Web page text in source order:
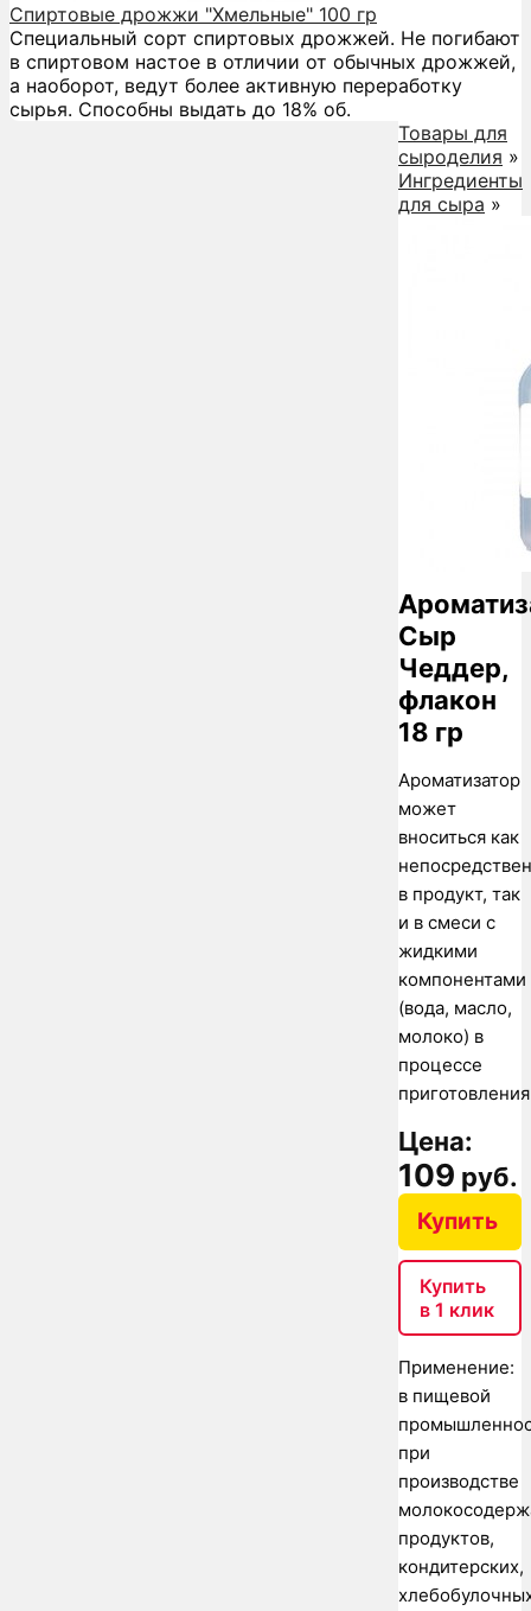
Спиртовые дрожжи "Хмельные" 100 гр
Специальный сорт спиртовых дрожжей. Не погибают
в спиртовом настое в отличии от обычных дрожжей,
а наоборот, ведут более активную переработку
сырья. Способны выдать до 18% об.
Товары для
сыроделия »
Ингредиенты
для сыра »
Сыр
Чеддер,
флакон
18 гр
Ароматизатор
может
вноситься как
в продукт, так
и в смеси с
жидкими
компонентами
(вода, масло,
молоко) в
процессе
приготовления
Цена:
109 руб.
Купить
Купить
в 1 клик
Применение:
в пищевой
при
производстве
продуктов,
кондитерских,